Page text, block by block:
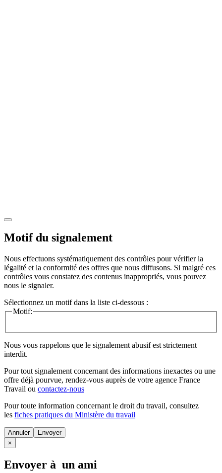
Motif du signalement
Nous effectuons systématiquement des contrôles pour vérifier la
légalité et la conformité des offres que nous diffusons. Si malgré ces
contrôles vous constatez des contenus inappropriés, vous pouvez
nous le signaler.
Sélectionnez un motif dans la liste ci-dessous :
Motif:
Nous vous rappelons que le signalement abusif est strictement
interdit.
Pour tout signalement concernant des informations inexactes ou une
offre déjà pourvue, rendez-vous auprès de votre agence France
Travail ou contactez-nous
Pour toute information concernant le droit du travail, consultez
les fiches pratiques du Ministère du travail
Annuler
×
Envoyer à un ami